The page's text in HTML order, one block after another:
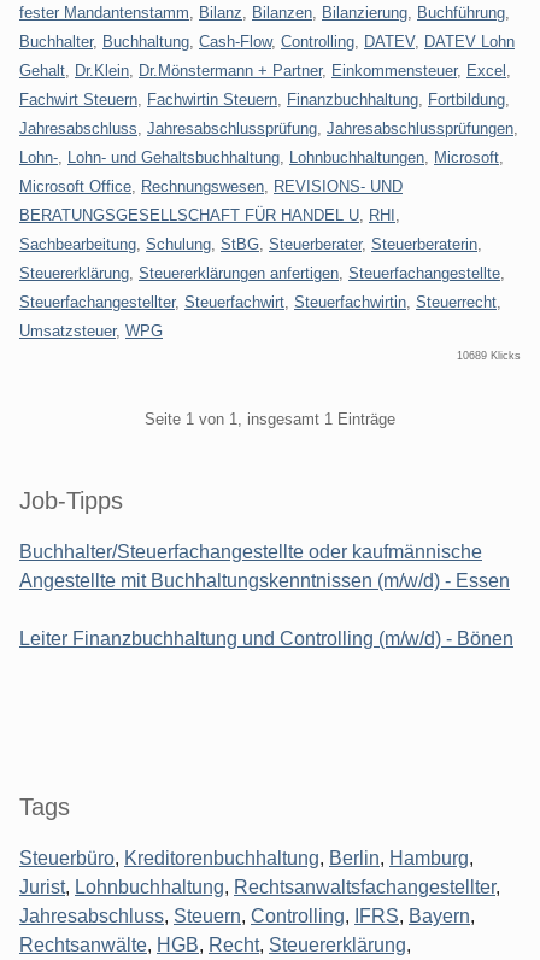
fester Mandantenstamm
Bilanz Bilanzen Bilanzierung Buchführung
Buchhalter, Buchhaltung Cash-Flow, Controlling DATEV, DATEV Lohn
Gehalt
Dr.Klein Dr.Mönstermann + Partner, Einkommensteuer, Excel
Fachwirt Steuern
Fachwirtin Steuern Finanzbuchhaltung Fortbildung
Jahresabschluss Jahresabschlussprüfung Jahresabschlussprüfungen
Lohn-
Lohn- und Gehaltsbuchhaltung Lohnbuchhaltungen Microsoft
Microsoft Office
Rechnungswesen
REVISIONS- UND
BERATUNGSGESELLSCHAFT FÜR HANDEL U
RHI
Sachbearbeitung Schulung StBG Steuerberater, Steuerberaterin
Steuererklärung Steuererklärungen anfertigen Steuerfachangestellte
Steuerfachangestellter, Steuerfachwirt Steuerfachwirtin Steuerrecht
Umsatzsteuer, WPG
10689 Klicks
Seite 1 von 1, insgesamt 1 Einträge
Seitenleiste
Job-Tipps
Buchhalter/Steuerfachangestellte oder kaufmännische
Angestellte mit Buchhaltungskenntnissen (m/w/d) - Essen
Leiter Finanzbuchhaltung und Controlling (m/w/d) - Bönen
Tags
Steuerbüro, Kreditorenbuchhaltung, Berlin, Hamburg,
Jurist, Lohnbuchhaltung, Rechtsanwaltsfachangestellter,
Jahresabschluss, Steuern, Controlling, IFRS, Bayern,
Rechtsanwälte, HGB, Recht, Steuererklärung,